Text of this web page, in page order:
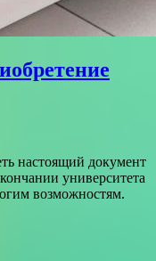
настоящий документ
университета
возможностям.